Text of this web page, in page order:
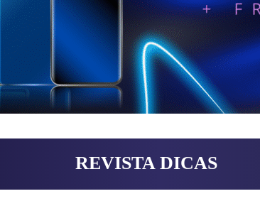
REVISTA DICAS